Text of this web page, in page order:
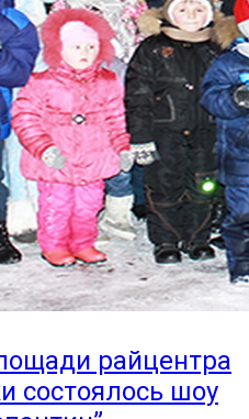
райцентра
состоялось шоу